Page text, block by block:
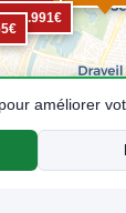
améliorer
0.991€